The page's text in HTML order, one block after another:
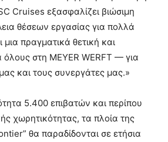
Cruises εξασφαλίζει βιώσιμη
θέσεων εργασίας για πολλά
πραγματικά θετική και
όλους στη MEYER WERFT — για
και τους συνεργάτες μας.»
5.400 επιβατών και περίπου
χωρητικότητας, τα πλοία της
θα παραδίδονται σε ετήσια